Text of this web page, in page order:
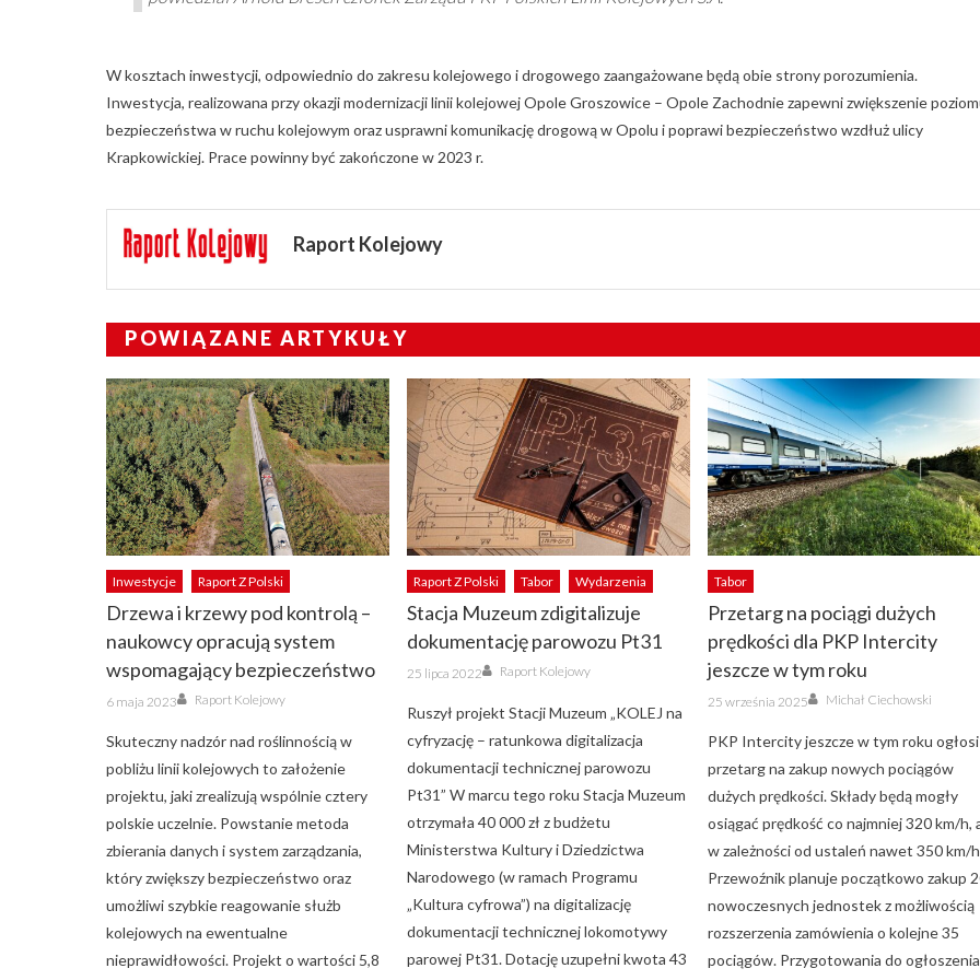
W kosztach inwestycji, odpowiednio do zakresu kolejowego i drogowego zaangażowane będą obie strony porozumienia.
Inwestycja, realizowana przy okazji modernizacji linii kolejowej Opole Groszowice – Opole Zachodnie zapewni zwiększenie
bezpieczeństwa w ruchu kolejowym oraz usprawni komunikację drogową w Opolu i poprawi bezpieczeństwo wzdłuż ulicy
Krapkowickiej. Prace powinny być zakończone w 2023 r.
Raport Kolejowy
POWIĄZANE ARTYKUŁY
Inwestycje Raport Z Polski
Drzewa i krzewy pod kontrolą –
naukowcy opracują system
wspomagający bezpieczeństwo
Posted
on
6 maja 2023 Author
Raport Kolejowy
Skuteczny nadzór nad roślinnością w
pobliżu linii kolejowych to założenie
projektu, jaki zrealizują wspólnie cztery
polskie uczelnie. Powstanie metoda
zbierania danych i system zarządzania,
który zwiększy bezpieczeństwo oraz
umożliwi szybkie reagowanie służb
kolejowych na ewentualne
nieprawidłowości. Projekt o wartości 5,8
Raport Z Polski Tabor Wydarzenia
Stacja Muzeum zdigitalizuje
dokumentację parowozu Pt31
Posted
on
25 lipca 2022 Author
Raport Kolejowy
Ruszył projekt Stacji Muzeum „KOLEJ na
cyfryzację – ratunkowa digitalizacja
dokumentacji technicznej parowozu
Pt31” W marcu tego roku Stacja Muzeum
otrzymała 40 000 zł z budżetu
Ministerstwa Kultury i Dziedzictwa
Narodowego (w ramach Programu
„Kultura cyfrowa”) na digitalizację
dokumentacji technicznej lokomotywy
parowej Pt31. Dotację uzupełni kwota 43
Tabor
Przetarg na pociągi dużych
prędkości dla PKP Intercity
jeszcze w tym roku
Posted
on
25 września 2025 Author
Michał Ciechowski
PKP Intercity jeszcze w tym roku ogłosi
przetarg na zakup nowych pociągów
dużych prędkości. Składy będą mogły
osiągać prędkość co najmniej 320 km/h,
w zależności od ustaleń nawet 350 km/
Przewoźnik planuje początkowo zakup
nowoczesnych jednostek z możliwością
rozszerzenia zamówienia o kolejne 35
pociągów. Przygotowania do ogłoszenia